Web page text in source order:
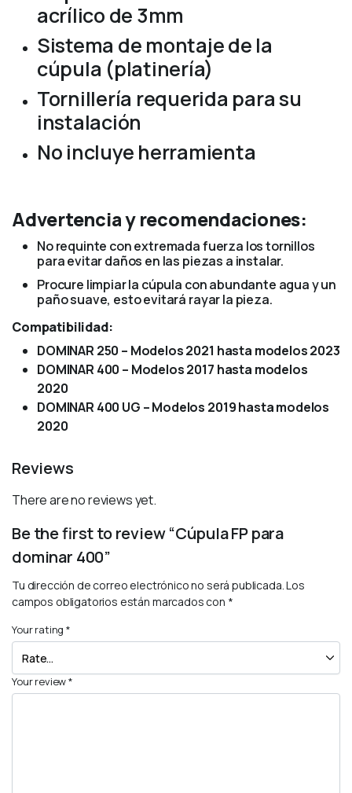
acrílico de 3mm
Sistema de montaje de la
cúpula (platinería)
Tornillería requerida para su
instalación
No incluye herramienta
Advertencia y recomendaciones:
No requinte con extremada fuerza los tornillos
para evitar daños en las piezas a instalar.
Procure limpiar la cúpula con abundante agua y un
paño suave, esto evitará rayar la pieza.
Compatibilidad:
DOMINAR 250 – Modelos 2021 hasta modelos 2023
DOMINAR 400 – Modelos 2017 hasta modelos
2020
DOMINAR 400 UG – Modelos 2019 hasta modelos
2020
Reviews
There are no reviews yet.
Be the first to review “Cúpula FP para
dominar 400”
Tu dirección de correo electrónico no será publicada.Los
campos obligatorios están marcados con *
Your rating*
Your review*